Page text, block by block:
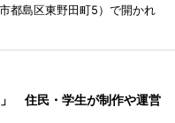
都島区東野田町5）で開かれ
住民・学生が制作や運営